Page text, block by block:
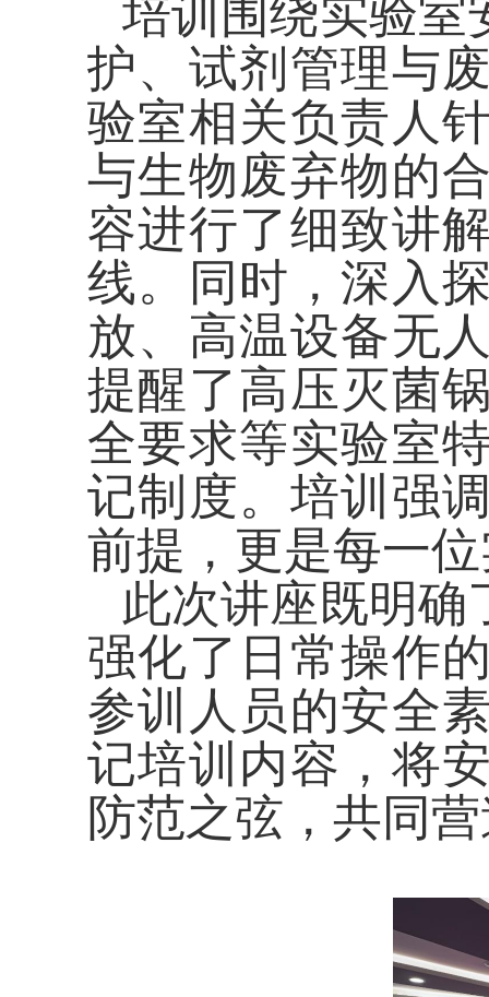
培训围绕实验室
护、试剂管理与
验室相关负责人
与生物废弃物的
容进行了细致讲
线。同时，深入
放、高温设备无
提醒了高压灭菌
全要求等实验室
记制度。培训强
前提，更是每一
此次讲座既明确
强化了日常操作
参训人员的安全
记培训内容，将
防范之弦，共同